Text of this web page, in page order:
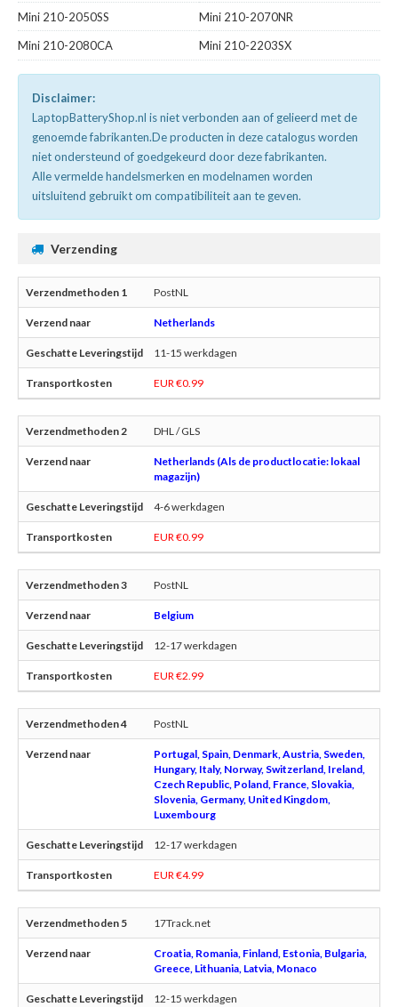
Mini 210-2050SS
Mini 210-2070NR
Mini 210-2080CA
Mini 210-2203SX
Disclaimer:
LaptopBatteryShop.nl is niet verbonden aan of gelieerd met de
genoemde fabrikanten.De producten in deze catalogus worden
niet ondersteund of goedgekeurd door deze fabrikanten.
Alle vermelde handelsmerken en modelnamen worden
uitsluitend gebruikt om compatibiliteit aan te geven.
Verzending
PostNL
Netherlands
11-15 werkdagen
EUR €0.99
DHL / GLS
Netherlands (Als de productlocatie: lokaal
magazijn)
4-6 werkdagen
EUR €0.99
PostNL
Belgium
12-17 werkdagen
EUR €2.99
PostNL
Portugal, Spain, Denmark, Austria, Sweden,
Hungary, Italy, Norway, Switzerland, Ireland,
Czech Republic, Poland, France, Slovakia,
Slovenia, Germany, United Kingdom,
Luxembourg
12-17 werkdagen
EUR €4.99
17Track.net
Croatia, Romania, Finland, Estonia, Bulgaria,
Greece, Lithuania, Latvia, Monaco
12-15 werkdagen